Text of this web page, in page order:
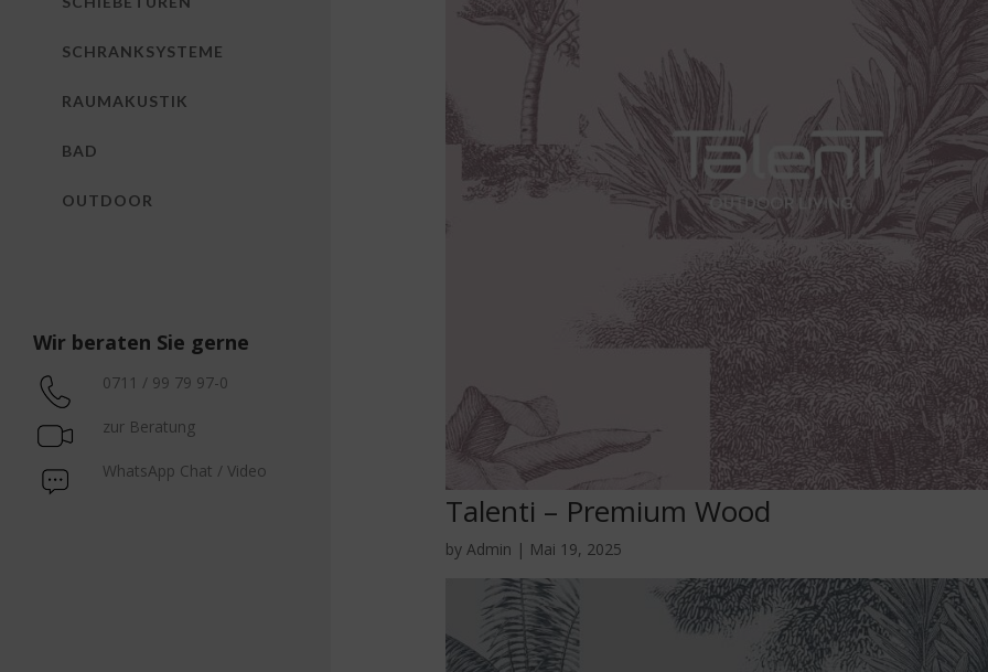
SCHRANKSYSTEME
RAUMAKUSTIK
BAD
OUTDOOR
Wir beraten Sie gerne
0711 / 99 79 97-0
zur Beratung
WhatsApp Chat / Video
Talenti – Premium Wood
byAdmin | Mai 19, 2025